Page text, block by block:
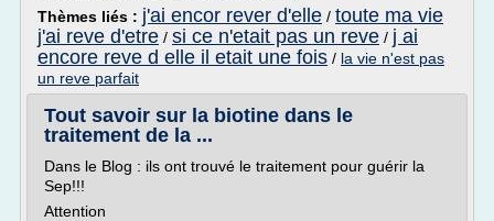
Thèmes liés : j'ai encor rever d'elle / toute ma vie
j'ai reve d'etre / si ce n'etait pas un reve / j ai
encore reve d elle il etait une fois / la vie n'est pas
un reve parfait
Tout savoir sur la biotine dans le
traitement de la ...
Dans le Blog : ils ont trouvé le traitement pour guérir la
Sep!!!
Attention